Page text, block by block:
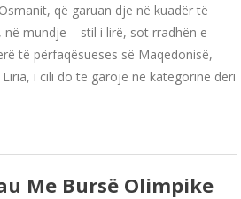
që garuan dje në kuadër të
mundje – stil i lirë, sot rradhën e
të përfaqësueses së Maqedonisë,
i cili do të garojë në kategorinë deri
Me Bursë Olimpike